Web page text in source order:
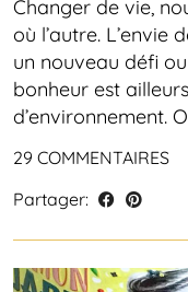
Changer de vie,
où l’autre. L’envie
un nouveau défi
bonheur est
d’environnement.
29 COMMENTAIRES
Partager: